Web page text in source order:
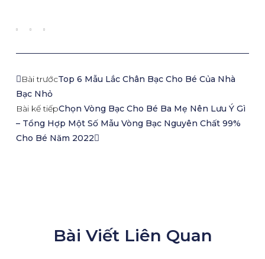
Bài trướcTop 6 Mẫu Lắc Chân Bạc Cho Bé Của Nhà
Bạc Nhỏ
Bài kế tiếpChọn Vòng Bạc Cho Bé Ba Mẹ Nên Lưu Ý Gì
– Tổng Hợp Một Số Mẫu Vòng Bạc Nguyên Chất 99%
Cho Bé Năm 2022
Bài Viết Liên Quan